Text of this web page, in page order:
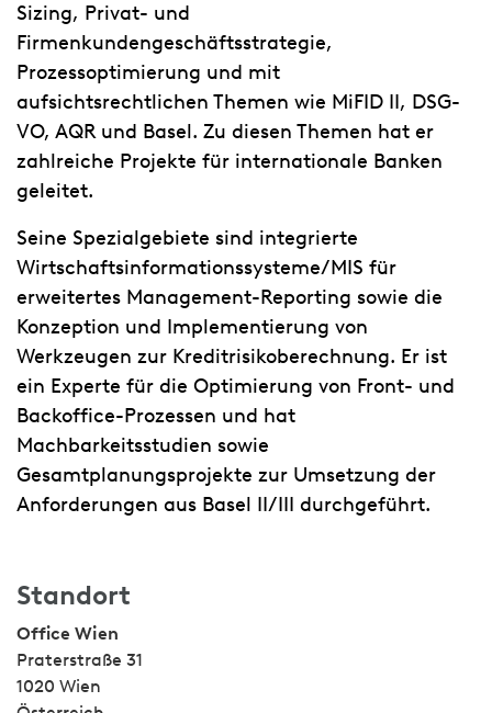
Sizing, Privat- und
Firmenkundengeschäftsstrategie,
Prozessoptimierung und mit
aufsichtsrechtlichen Themen wie MiFID II, DSG-
VO, AQR und Basel. Zu diesen Themen hat er
zahlreiche Projekte für internationale Banken
geleitet.
Seine Spezialgebiete sind integrierte
Wirtschaftsinformationssysteme/MIS für
erweitertes Management-Reporting sowie die
Konzeption und Implementierung von
Werkzeugen zur Kreditrisikoberechnung. Er ist
ein Experte für die Optimierung von Front- und
Backoffice-Prozessen und hat
Machbarkeitsstudien sowie
Gesamtplanungsprojekte zur Umsetzung der
Anforderungen aus Basel II/III durchgeführt.
Standort
Office Wien
Praterstraße 31
1020 Wien